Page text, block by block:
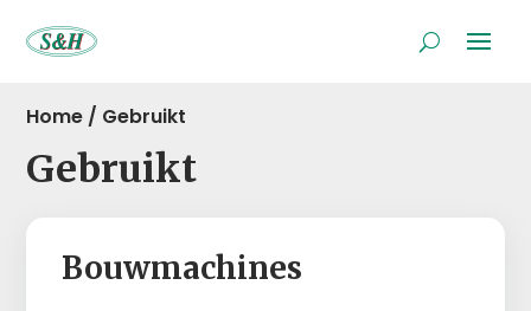
Home / Gebruikt
Gebruikt
Bouwmachines